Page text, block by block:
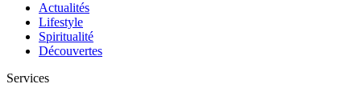
Actualités
Lifestyle
Spiritualité
Découvertes
Services